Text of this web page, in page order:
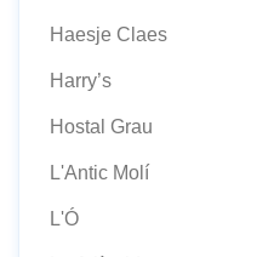
Haesje Claes
Harry’s
Hostal Grau
L'Antic Molí
L'Ó